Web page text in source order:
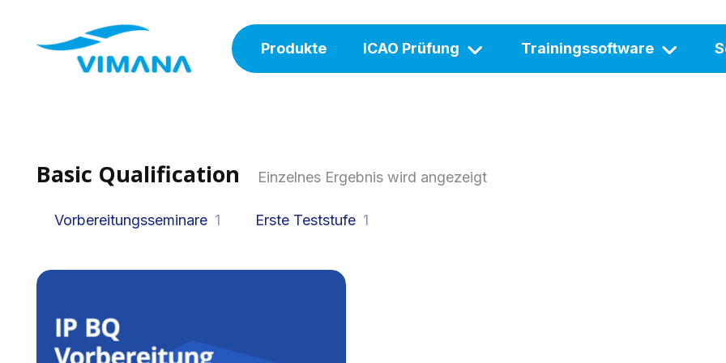
Produkte ICAO Prüfung Trainingssoftware
Basic Qualification Einzelnes Ergebnis wird angezeigt
Vorbereitungsseminare 1 Erste Teststufe 1